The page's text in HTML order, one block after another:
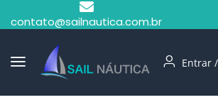
contato@sailnautica.com.br
Entrar